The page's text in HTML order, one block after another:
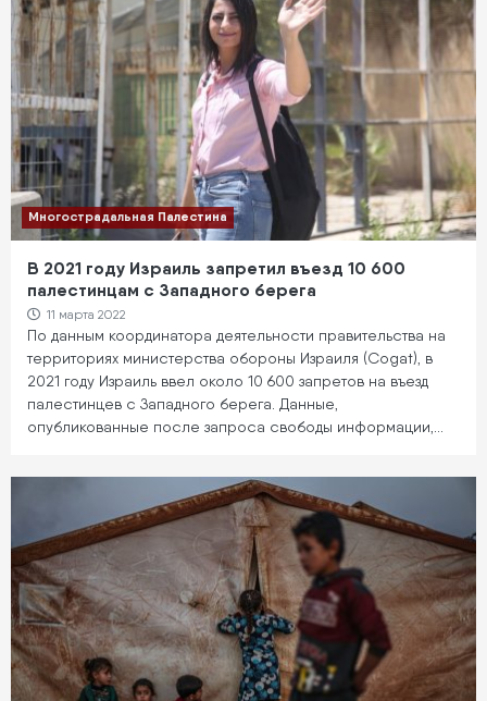
Многострадальная Палестина
В 2021 году Израиль запретил въезд 10 600
палестинцам с Западного берега
11 марта 2022
По данным координатора деятельности правительства на
территориях министерства обороны Израиля (Cogat), в
2021 году Израиль ввел около 10 600 запретов на въезд
палестинцев с Западного берега. Данные,
опубликованные после запроса свободы информации,…